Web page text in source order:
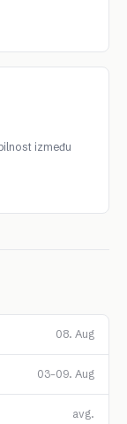
između
08. Aug
03–09. Aug
avg.